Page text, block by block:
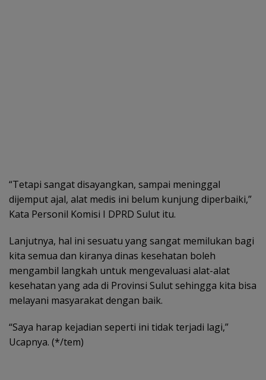
“Tetapi sangat disayangkan, sampai meninggal
dijemput ajal, alat medis ini belum kunjung diperbaiki,”
Kata Personil Komisi I DPRD Sulut itu.
Lanjutnya, hal ini sesuatu yang sangat memilukan bagi
kita semua dan kiranya dinas kesehatan boleh
mengambil langkah untuk mengevaluasi alat-alat
kesehatan yang ada di Provinsi Sulut sehingga kita bisa
melayani masyarakat dengan baik.
“Saya harap kejadian seperti ini tidak terjadi lagi,”
Ucapnya. (*/tem)